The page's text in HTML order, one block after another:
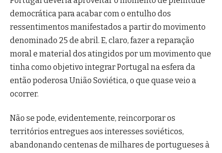
democrática para acabar com o entulho dos
ressentimentos manifestados a partir do movimento
denominado 25 de abril. E, claro, fazer a reparação
moral e material dos atingidos por um movimento que
tinha como objetivo integrar Portugal na esfera da
então poderosa União Soviética, o que quase veio a
ocorrer.
Não se pode, evidentemente, reincorporar os
territórios entregues aos interesses soviéticos,
abandonando centenas de milhares de portugueses à